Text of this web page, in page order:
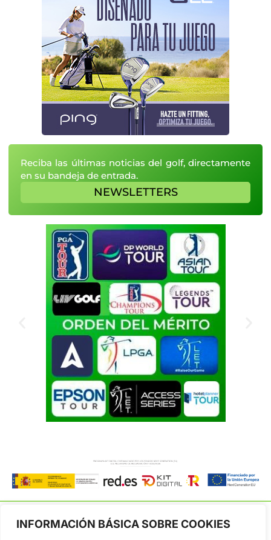
INFORMACIÓN BÁSICA SOBRE COOKIES
Reciba las últimas noticias del golf, directamente
en su bandeja de entrada.
NEWSLETTERS